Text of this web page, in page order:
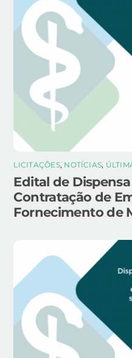
LICITAÇÕES, NOTÍCIAS,
Edital de
Contratação de
Fornecimento de